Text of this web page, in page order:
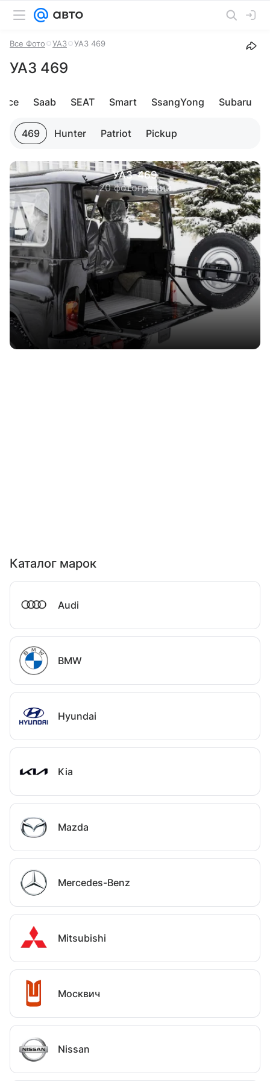
Все Фото УАЗ УАЗ 469
УАЗ 469
Saab SEAT Smart SsangYong Subaru
469 Hunter Patriot Pickup
УАЗ-469
20 фотографий
Каталог марок
Audi
BMW
Hyundai
Kia
Mazda
Mercedes-Benz
Mitsubishi
Москвич
Nissan